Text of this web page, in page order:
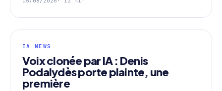
IA NEWS
Voix clonée par IA : Denis
Podalydès porte plainte, une
première